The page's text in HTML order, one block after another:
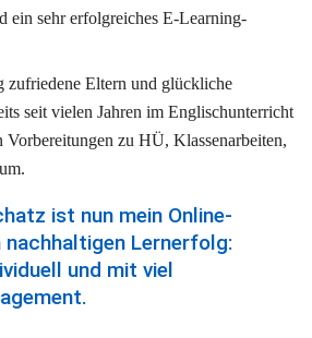
ein sehr erfolgreiches E-Learning-
zufriedene Eltern und glückliche
seit vielen Jahren im Englischunterricht
Vorbereitungen zu HÜ, Klassenarbeiten,
ist nun mein Online-
Lernerfolg:
und mit viel